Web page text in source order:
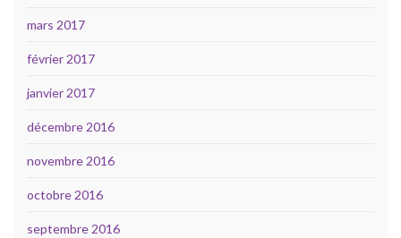
mars 2017
février 2017
janvier 2017
décembre 2016
novembre 2016
octobre 2016
septembre 2016